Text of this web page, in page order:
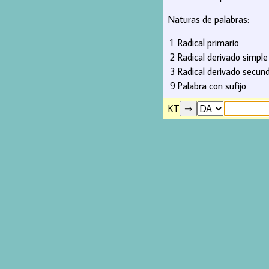
Naturas de palabras:
1 Radical primario
2 Radical derivado simple
3 Radical derivado
9 Palabra con sufijo
KT